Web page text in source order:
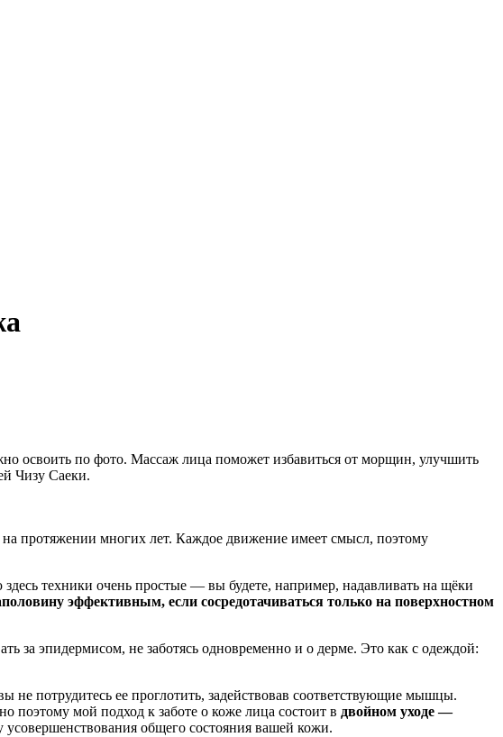
освоить по фото. Массаж лица поможет избавиться от морщин, улучшить
Чизу Саеки.
протяжении многих лет. Каждое движение имеет смысл, поэтому
техники очень простые — вы будете, например, надавливать на щёки
эффективным, если сосредотачиваться только на поверхностном
эпидермисом, не заботясь одновременно и о дерме. Это как с одеждой:
не потрудитесь ее проглотить, задействовав соответствующие мышцы.
поэтому мой подход к заботе о коже лица состоит в двойном уходе —
усовершенствования общего состояния вашей кожи.